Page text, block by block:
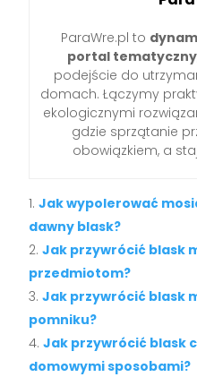
ParaWre.pl to
portal tematyczny
podejście do
domach. Łączymy
ekologicznymi
gdzie sprzątanie
obowiązkiem, a
Jak wypolerować
dawny blask?
Jak przywrócić blask
przedmiotom?
Jak przywrócić blask
pomniku?
Jak przywrócić blask
domowymi sposobami?